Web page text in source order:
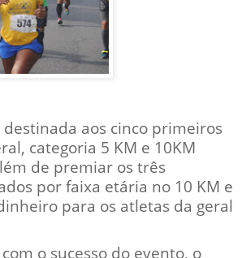
aos cinco primeiros
categoria 5 KM e 10KM
de premiar os três
por faixa etária no 10 KM e
para os atletas da geral
o sucesso do evento, o